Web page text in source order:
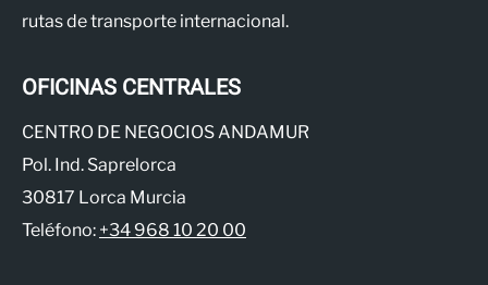
rutas de transporte internacional.
OFICINAS CENTRALES
CENTRO DE NEGOCIOS ANDAMUR
Pol. Ind. Saprelorca
30817 Lorca Murcia
Teléfono: +34 968 10 20 00